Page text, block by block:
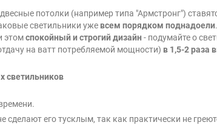
потолки (например типа "Армстронг")
светильники уже всем порядком поднадоели
этомспокойный и строгий дизайн- подумайте о
на ватт потребляемой мощности) в 1,5-2 раза
светильников
сделают его тусклым, так как практически не